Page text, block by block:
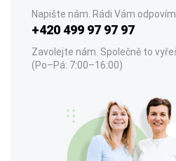
Napište nám. Rádi Vám
+420 499 97 97 97
Zavolejte nám. Společně to
(Po–Pá: 7:00–16:00)